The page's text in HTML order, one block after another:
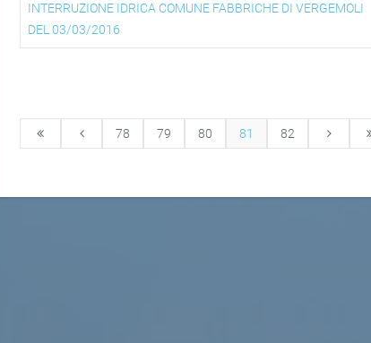
INTERRUZIONE IDRICA COMUNE FABBRICHE DI VERGEMOLI
DEL 03/03/2016
78 79 80 81 82